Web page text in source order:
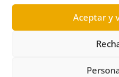
Aceptar y